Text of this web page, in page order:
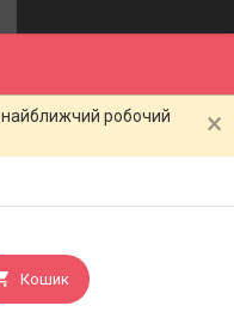
найближчий робочий
Кошик